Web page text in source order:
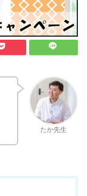
たか先生